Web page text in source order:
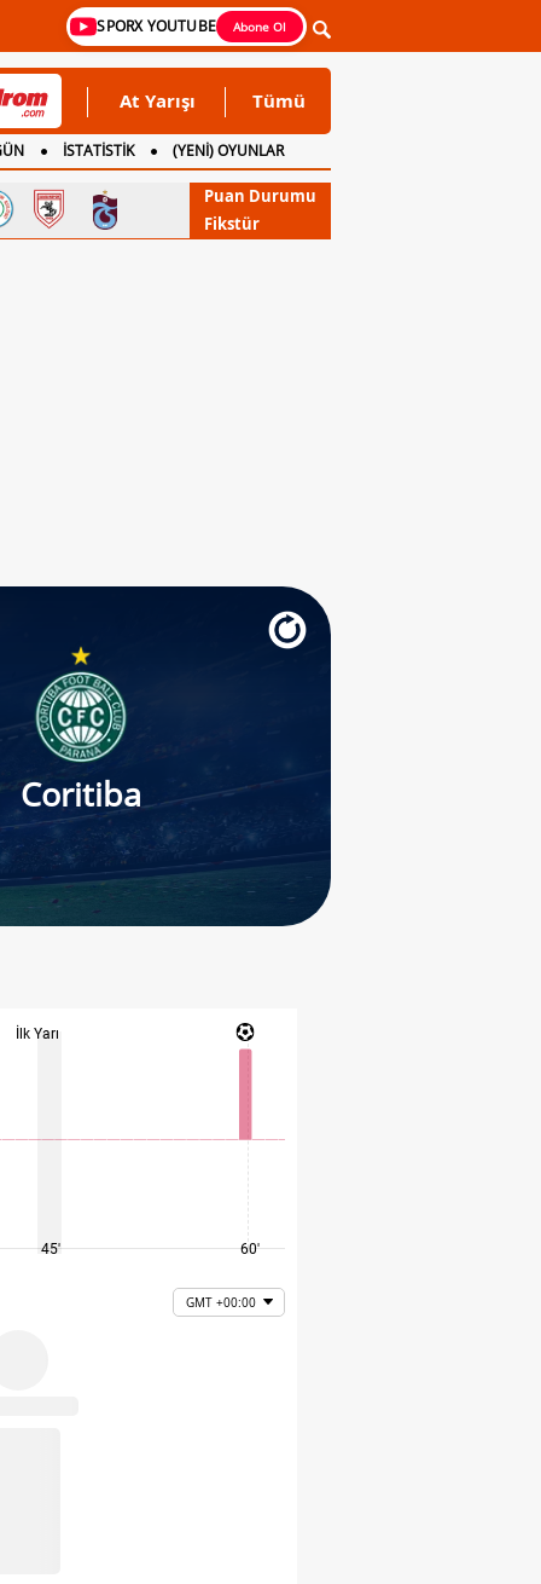
SPORX YOUTUBE Abone Ol
At Yarışı Tümü
İSTATİSTİK (YENİ) OYUNLAR
Puan Durumu
Fikstür
Coritiba
İlk Yarı
45' 60'
GMT +00:00